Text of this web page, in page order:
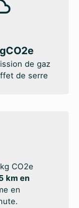
de gaz
de serre
CO2e
km en
en